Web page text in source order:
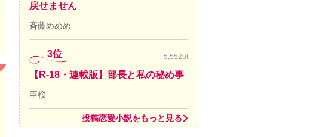
戻せません
斉藤めめめ
3位 5,552pt
【R-18・連載版】部長と私の秘め事
臣桜
投稿恋愛小説をもっと見る